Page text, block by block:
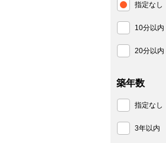
指定なし
10分以内
20分以内
築年数
指定なし
3年以内